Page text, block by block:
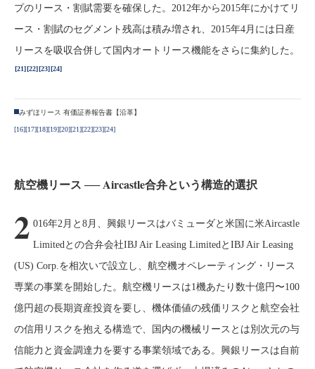
プのリース・割賦需要を確保した。2012年から2015年にかけてリ
ース・割賦のセグメント残高は積み増され、2015年4月には日産
リースを吸収合併して国内オートリース機能をさらに集約した。
[21][22][23][24]
みずほリース 有価証券報告書【沿革】
[16][17][18][19][20][21][22][23][24]
航空機リース ── Aircastle合弁という構造的選択
2 016年2月と8月、興銀リースはバミューダと米国に米Aircastle
Limitedとの合弁会社IBJ Air Leasing LimitedとIBJ Air Leasing
(US) Corp.を相次いで設立し、航空機オペレーティング・リース
専業の事業を開始した。航空機リースは1機あたり数十億円〜100
億円超の長期資産投資を要し、機体価値の残価リスクと航空会社
の信用リスクを抱える構造で、国内の機械リースとは別次元の与
信能力と資金調達力を要する事業領域である。興銀リースは自前